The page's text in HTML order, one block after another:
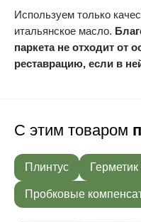
Используем только
итальянское масло.
паркета не отходит от
реставрацию, если в
С этим товаром
Плинтус
Пробковые